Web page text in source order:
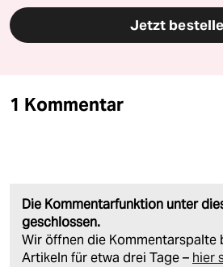
Jetzt
1 Kommentar
Die Kommentarfunktion unter
geschlossen.
Wir öffnen die Kommentarspalte
Artikeln für etwa drei Tage – hier